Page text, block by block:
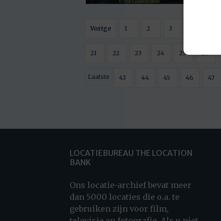
Vorige 1 2 3
21 22 23 24 25
43 44 45 46 47
Laatste
LOCATIEBUREAU THE LOCATION
BANK
Ons locatie-archief bevat meer
dan 5000 locaties die o.a. te
gebruiken zijn voor film,